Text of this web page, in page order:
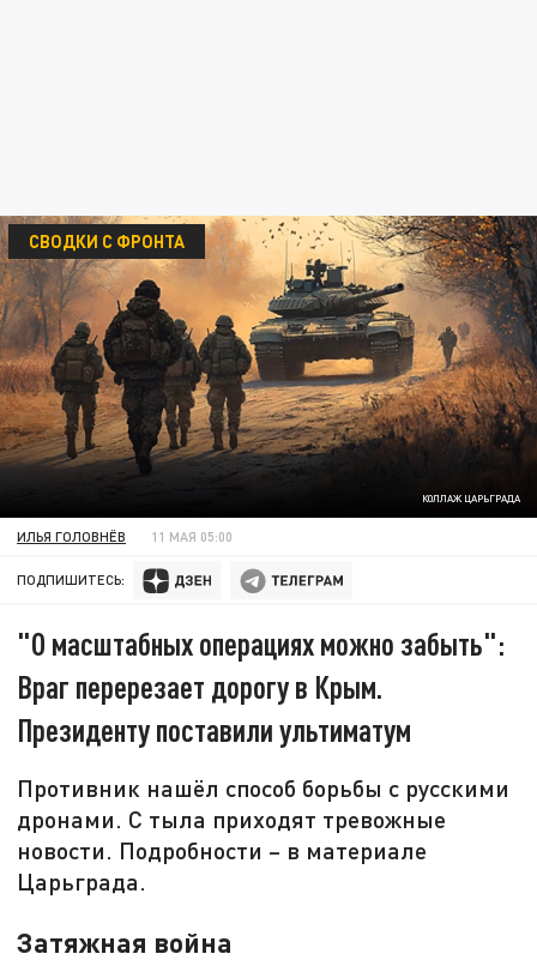
КОЛЛАЖ ЦАРЬГРАДА
СВОДКИ С ФРОНТА
ИЛЬЯ ГОЛОВНЁВ 11 МАЯ 05:00
ПОДПИШИТЕСЬ:
"О масштабных операциях можно забыть":
Враг перерезает дорогу в Крым.
Президенту поставили ультиматум
Противник нашёл способ борьбы с русскими
дронами. С тыла приходят тревожные
новости. Подробности – в материале
Царьграда.
Затяжная война